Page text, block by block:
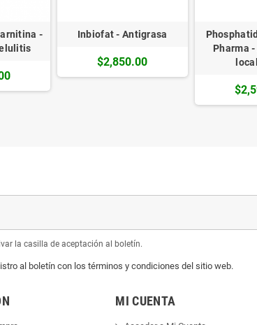
-
Inbiofat - Antigrasa
$2,850.00
Pharma
la casilla de aceptación al boletín.
al boletín con los términos y condiciones del sitio web.
MI CUENTA